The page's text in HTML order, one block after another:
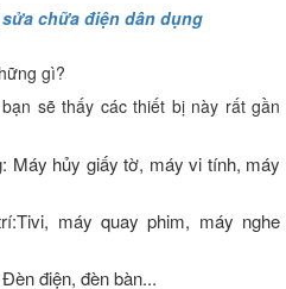
chữa điện dân dụng
gì?
sẽ thấy các thiết bị này rất gần
Máy hủy giấy tờ, máy vi tính, máy
máy quay phim, máy nghe
điện, đèn bàn...